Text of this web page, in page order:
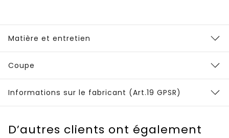
Matière et entretien
Coupe
Informations sur le fabricant (Art.19 GPSR)
D’autres clients ont également